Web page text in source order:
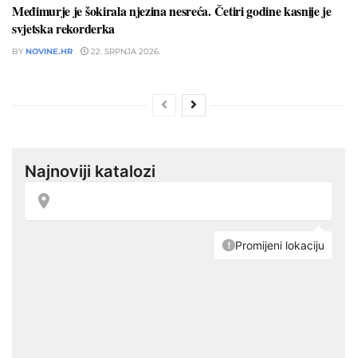
Međimurje je šokirala njezina nesreća. Četiri godine kasnije je
svjetska rekorderka
BY NOVINE.HR 22. SRPNJA 2026.